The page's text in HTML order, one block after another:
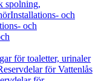
spolning,
Installations- och
och
för toaletter, urinaler
för Vattenlås